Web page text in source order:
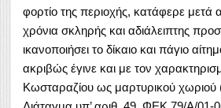
φορτίο της περιοχής, κατάφερε μετά
χρόνια σκληρής και αδιάλειπτης
ικανοποιήσει το δίκαιο και πάγιο
ακριβώς έγινε και με τον
Κωσταραζίου ως μαρτυρικού χωριού